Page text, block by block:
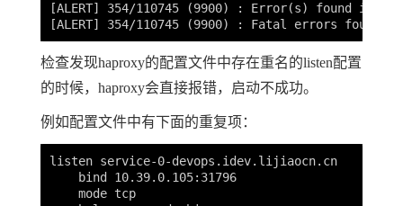
[ALERT] 354/110745 (9900) : Error(s) found in
检查发现haproxy的配置文件中存在重名的listen配置
的时候，haproxy会直接报错，启动不成功。
例如配置文件中有下面的重复项：
listen service-0-devops.idev.lijiaocn.cn
    bind 10.39.0.105:31796
    mode tcp